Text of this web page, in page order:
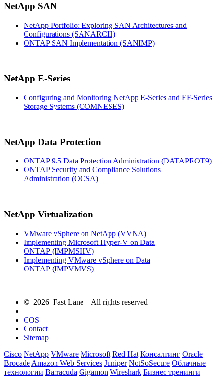
NetApp SAN
NetApp Portfolio: Exploring SAN Architectures and
Configurations (SANARCH)
ONTAP SAN Implementation (SANIMP)
NetApp E-Series
Configuring and Monitoring NetApp E-Series and EF-Series
Storage Systems (COMNESES)
NetApp Data Protection
ONTAP 9.5 Data Protection Administration (DATAPROT9)
ONTAP Security and Compliance Solutions
Administration (OCSA)
NetApp Virtualization
VMware vSphere on NetApp (VVNA)
Implementing Microsoft Hyper-V on Data
ONTAP (IMPMSHV)
Implementing VMware vSphere on Data
ONTAP (IMPVMVS)
© 2026 Fast Lane – All rights reserved
COS
Contact
Sitemap
Cisco NetApp VMware Microsoft Red Hat Консалтинг Oracle
Brocade Amazon Web Services Juniper NotSoSecure Облачные
технологии Barracuda Gigamon Wireshark Бизнес тренинги